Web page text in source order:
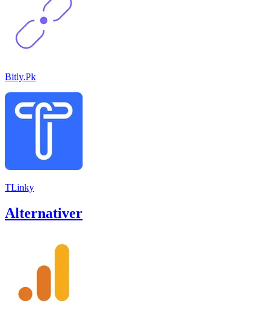
Bitly.Pk
TLinky
Alternativer